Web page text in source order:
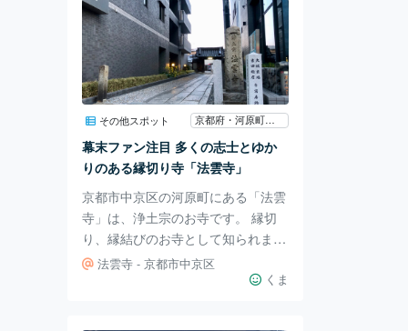
いました。 二連式の水琴窟も有名
です。 筒の高さが違い、耳を当て
るとそれぞれ、異なる音が聴こえま
す。 どちらも透き通った美しい音
で、癒されました。 宝泉院は、拝
観券にあらかじめお抹茶と和菓子が
付いています。 額縁庭園を眺めな
がらお抹茶をいただく、優雅な時間
です。 樹齢700年の五
その他スポット 京都府・河原町・烏丸・大宮
幕末ファン注目 多くの志士とゆか
りのある縁切り寺「法雲寺」
京都市中京区の河原町にある「法雲
寺」は、浄土宗のお寺です。 縁切
り、縁結びのお寺として知られます
が、歴史ファン、特に幕末ファンに
注目していただきたいのはこちら。
法雲寺 - 京都市中京区
くま